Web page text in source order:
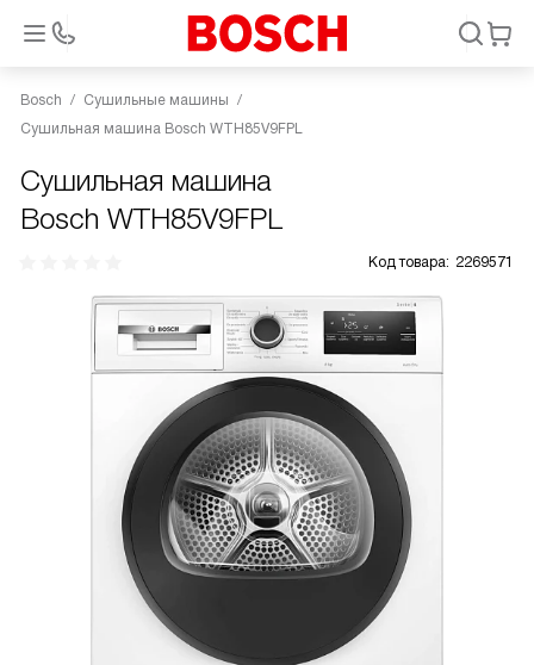
Bosch
Сушильные машины
Сушильная машина Bosch WTH85V9FPL
Сушильная машина
Bosch WTH85V9FPL
Код товара: 2269571